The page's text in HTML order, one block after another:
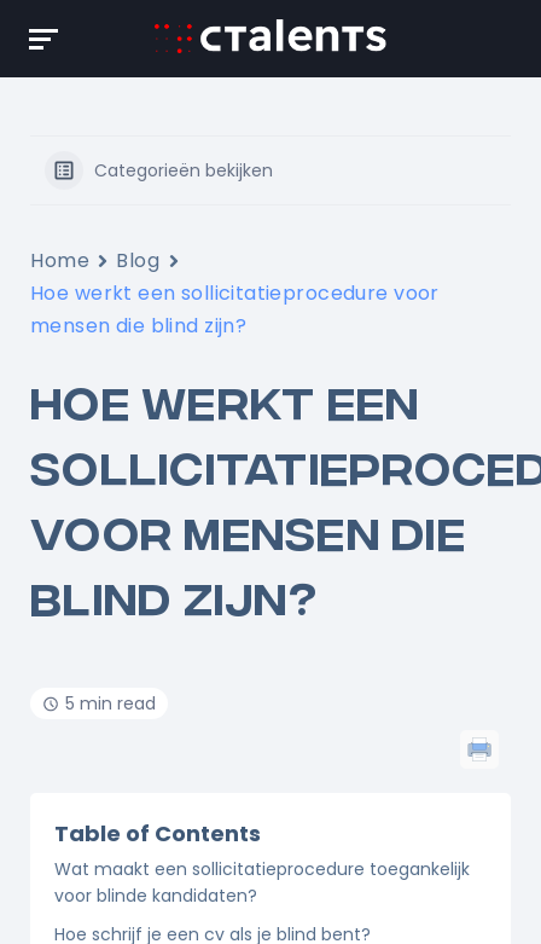
content
Categorieën bekijken
Home
Blog
Hoe werkt een sollicitatieprocedure voor
mensen die blind zijn?
HOE WERKT EEN
VOOR MENSEN DIE
BLIND ZIJN?
5 min read
Table of Contents
Wat maakt een sollicitatieprocedure toegankelijk
voor blinde kandidaten?
Hoe schrijf je een cv als je blind bent?